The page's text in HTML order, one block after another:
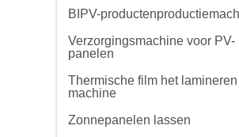
BIPV-
Verzorgingsmachine voor PV-
panelen
Thermische film het lamineren
machine
Zonnepanelen lassen